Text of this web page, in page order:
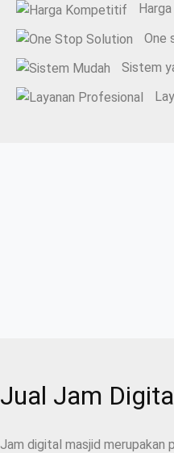
One
Sistem
Jual Jam
Jam digital masjid merupakan